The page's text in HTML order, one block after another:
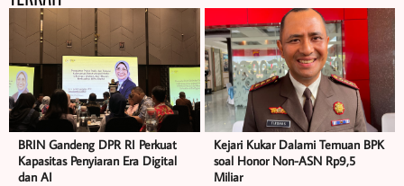
BRIN Gandeng DPR RI Perkuat
Kapasitas Penyiaran Era Digital
dan AI
Kejari Kukar Dalami Temuan BPK
soal Honor Non-ASN Rp9,5
Miliar